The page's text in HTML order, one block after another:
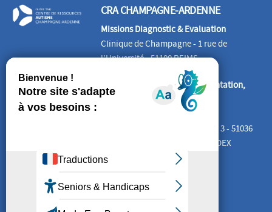
CRA CHAMPAGNE-ARDENNE
Missions Diagnostic & Evaluation
Clinique de Champagne - 1 rue de
l’Université - 51100 REIMS
Missions Information, Documentation,
Formation, Etudes
Cité Administrative Tirlet – Bât. 3 - 51036
CHALONS-EN-CHAMPAGNE CEDEX